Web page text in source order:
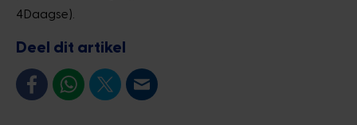
4Daagse).
Deel dit artikel